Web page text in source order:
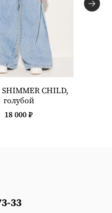
CHILD,
голубой
18 000 ₽
33